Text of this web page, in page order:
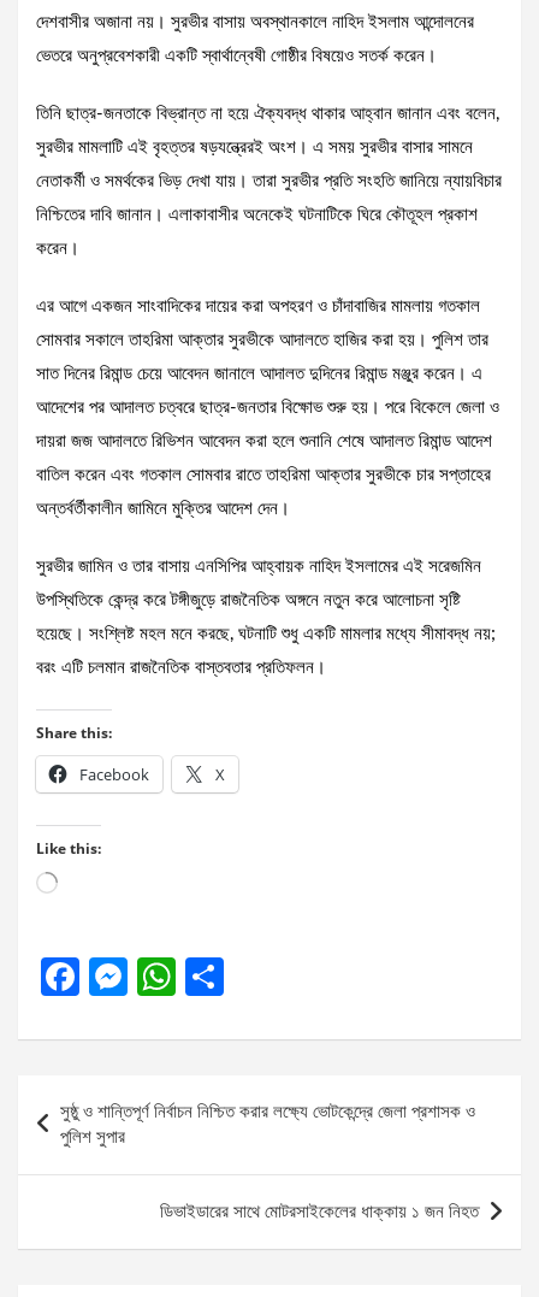
দেশবাসীর অজানা নয়। সুরভীর বাসায় অবস্থানকালে নাহিদ ইসলাম আন্দোলনের
ভেতরে অনুপ্রবেশকারী একটি স্বার্থান্বেষী গোষ্ঠীর বিষয়েও সতর্ক করেন।
তিনি ছাত্র-জনতাকে বিভ্রান্ত না হয়ে ঐক্যবদ্ধ থাকার আহ্বান জানান এবং বলেন,
সুরভীর মামলাটি এই বৃহত্তর ষড়যন্ত্রেরই অংশ। এ সময় সুরভীর বাসার সামনে
নেতাকর্মী ও সমর্থকের ভিড় দেখা যায়। তারা সুরভীর প্রতি সংহতি জানিয়ে ন্যায়বিচার
নিশ্চিতের দাবি জানান। এলাকাবাসীর অনেকেই ঘটনাটিকে ঘিরে কৌতূহল প্রকাশ
করেন।
এর আগে একজন সাংবাদিকের দায়ের করা অপহরণ ও চাঁদাবাজির মামলায় গতকাল
সোমবার সকালে তাহরিমা আক্তার সুরভীকে আদালতে হাজির করা হয়। পুলিশ তার
সাত দিনের রিমান্ড চেয়ে আবেদন জানালে আদালত দুদিনের রিমান্ড মঞ্জুর করেন। এ
আদেশের পর আদালত চত্বরে ছাত্র-জনতার বিক্ষোভ শুরু হয়। পরে বিকেলে জেলা ও
দায়রা জজ আদালতে রিভিশন আবেদন করা হলে শুনানি শেষে আদালত রিমান্ড আদেশ
বাতিল করেন এবং গতকাল সোমবার রাতে তাহরিমা আক্তার সুরভীকে চার সপ্তাহের
অন্তর্বর্তীকালীন জামিনে মুক্তির আদেশ দেন।
সুরভীর জামিন ও তার বাসায় এনসিপির আহ্বায়ক নাহিদ ইসলামের এই সরেজমিন
উপস্থিতিকে কেন্দ্র করে টঙ্গীজুড়ে রাজনৈতিক অঙ্গনে নতুন করে আলোচনা সৃষ্টি
হয়েছে। সংশ্লিষ্ট মহল মনে করছে, ঘটনাটি শুধু একটি মামলার মধ্যে সীমাবদ্ধ নয়;
বরং এটি চলমান রাজনৈতিক বাস্তবতার প্রতিফলন।
Share this:
Facebook X
Like this:
Loading…
F
ce
o
o
M
se
n
g
er
W
at
A
p
p
ar
Post
navigation
সুষ্ঠু ও শান্তিপূর্ণ নির্বাচন নিশ্চিত করার লক্ষ্যে ভোটকেন্দ্রে জেলা প্রশাসক ও
পুলিশ সুপার
ডিভাইডারের সাথে মোটরসাইকেলের ধাক্কায় ১ জন নিহত